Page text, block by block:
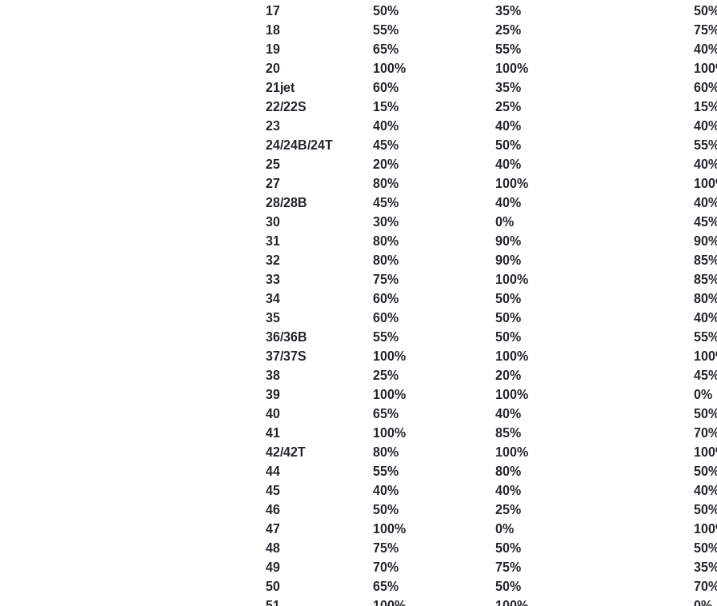
17
50% 35%
18
55% 25%
19
65% 55%
20
100% 100%
21jet
60% 35%
22/22S
15% 25%
23
40% 40%
24/24B/24T
45% 50%
25
20% 40%
27
80% 100%
28/28B
45% 40%
30
30% 0%
31
80% 90%
32
80% 90%
33
75% 100%
34
60% 50%
35
60% 50%
36/36B
55% 50%
37/37S
100% 100%
38
25% 20%
39
100% 100%
0%
40
65% 40%
41
100% 85%
42/42T
80% 100%
44
55% 80%
45
40% 40%
46
50% 25%
47
100% 0%
48
75% 50%
49
70% 75%
50
65% 50%